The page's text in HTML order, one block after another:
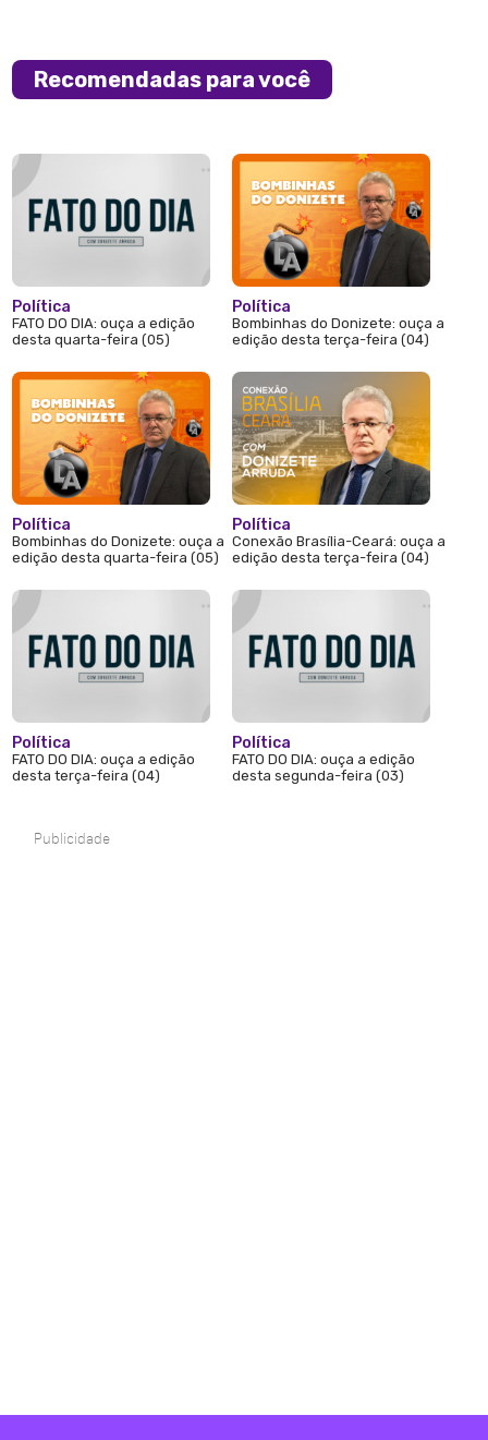
Recomendadas para você
Política
FATO DO DIA: ouça a edição
desta quarta-feira (05)
Política
Bombinhas do Donizete: ouça a
edição desta quarta-feira (05)
Política
FATO DO DIA: ouça a edição
desta terça-feira (04)
Política
Bombinhas do Donizete: ouça a
edição desta terça-feira (04)
Política
Conexão Brasília-Ceará: ouça a
edição desta terça-feira (04)
Política
FATO DO DIA: ouça a edição
desta segunda-feira (03)
Publicidade